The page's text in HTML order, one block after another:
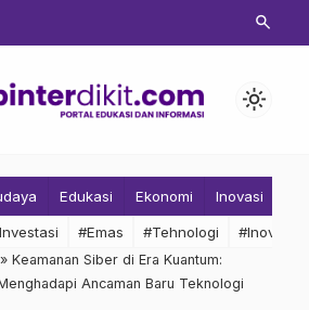
search
light_mode
Edukasi Ekonomi Inovasi
#Emas #Tehnologi #Inovasi
» Keamanan Siber di Era Kuantum:
Ancaman Baru Teknologi